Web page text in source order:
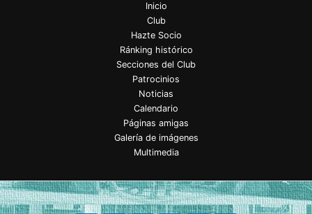
Inicio
Club
Hazte Socio
Ránking histórico
Secciones del Club
Patrocinios
Noticias
Calendario
Páginas amigas
Galería de imágenes
Multimedia